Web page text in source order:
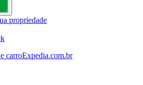
propriedade
carroExpedia.com.br